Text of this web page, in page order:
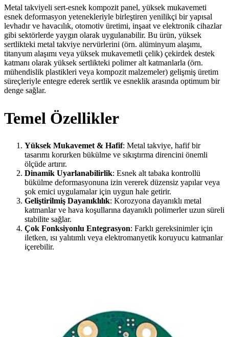
Metal takviyeli sert-esnek kompozit panel, yüksek mukavemeti
esnek deformasyon yetenekleriyle birleştiren yenilikçi bir yapısal
levhadır ve havacılık, otomotiv üretimi, inşaat ve elektronik cihazlar
gibi sektörlerde yaygın olarak uygulanabilir. Bu ürün, yüksek
sertlikteki metal takviye nervürlerini (örn. alüminyum alaşımı,
titanyum alaşımı veya yüksek mukavemetli çelik) çekirdek destek
katmanı olarak yüksek sertlikteki polimer alt katmanlarla (örn.
mühendislik plastikleri veya kompozit malzemeler) gelişmiş üretim
süreçleriyle entegre ederek sertlik ve esneklik arasında optimum bir
denge sağlar.
Temel Özellikler
Yüksek Mukavemet & Hafif: Metal takviye, hafif bir
tasarımı korurken bükülme ve sıkıştırma direncini önemli
ölçüde artırır.
Dinamik Uyarlanabilirlik: Esnek alt tabaka kontrollü
bükülme deformasyonuna izin vererek düzensiz yapılar veya
şok emici uygulamalar için uygun hale getirir.
Geliştirilmiş Dayanıklılık: Korozyona dayanıklı metal
katmanlar ve hava koşullarına dayanıklı polimerler uzun süreli
stabilite sağlar.
Çok Fonksiyonlu Entegrasyon: Farklı gereksinimler için
iletken, ısı yalıtımlı veya elektromanyetik koruyucu katmanlar
içerebilir.